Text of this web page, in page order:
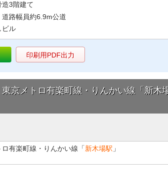
造3階建て
道路幅員約6.9m公道
ビル
印刷用PDF出力
京メトロ有楽町線・りんかい線「新木
有楽町線・りんかい線「新木場駅 」